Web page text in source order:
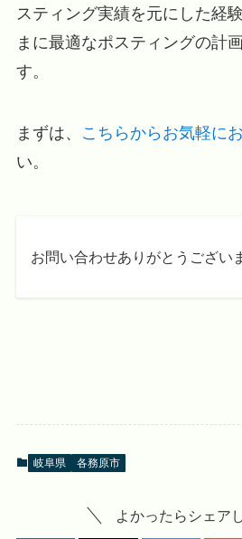
スティング実績を元にした経
まに最適なポスティングの計
す。
まずは、 こちらからお気軽に
い。
お問い合わせありがとうござい
岐阜県 各務原市
よかったらシェア